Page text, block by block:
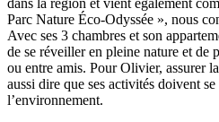
dans la région et vient également
Parc Nature Éco-Odyssée », nous
Avec ses 3 chambres et son
de se réveiller en pleine nature et de
ou entre amis. Pour Olivier, assurer
aussi dire que ses activités doivent
l’environnement.